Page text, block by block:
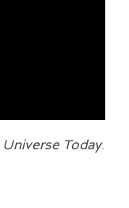
Universe Today.